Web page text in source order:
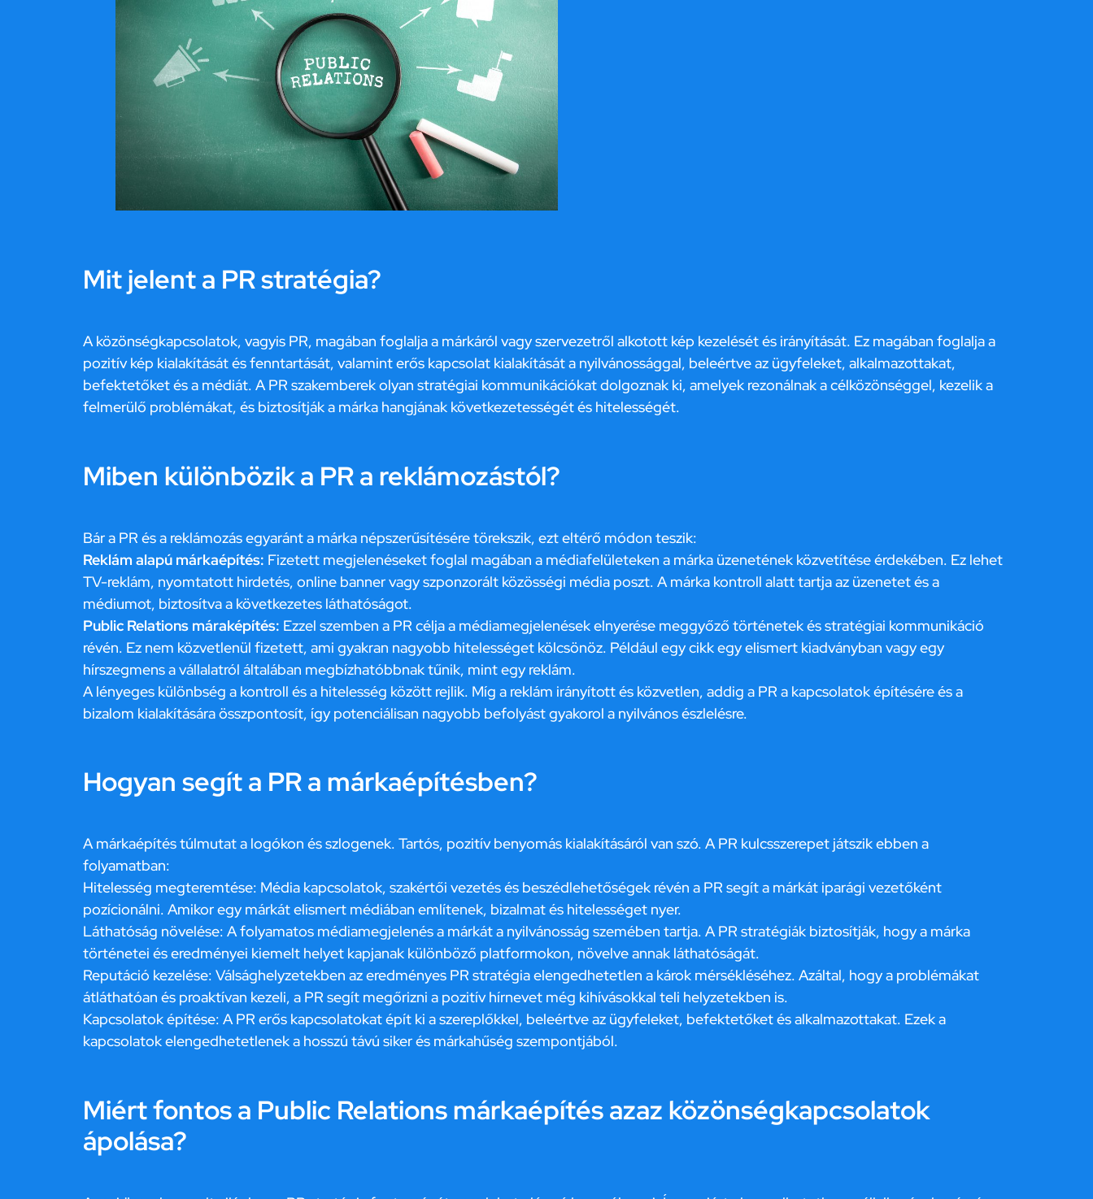
Mit jelent a PR stratégia?
A közönségkapcsolatok, vagyis PR, magában foglalja a márkáról vagy szervezetről alkotott kép kezelését és irányítását. Ez magában foglalja a
pozitív kép kialakítását és fenntartását, valamint erős kapcsolat kialakítását a nyilvánossággal, beleértve az ügyfeleket, alkalmazottakat,
befektetőket és a médiát. A PR szakemberek olyan stratégiai kommunikációkat dolgoznak ki, amelyek rezonálnak a célközönséggel, kezelik a
felmerülő problémákat, és biztosítják a márka hangjának következetességét és hitelességét.
Miben különbözik a PR a reklámozástól?
Bár a PR és a reklámozás egyaránt a márka népszerűsítésére törekszik, ezt eltérő módon teszik:
Reklám alapú márkaépítés: Fizetett megjelenéseket foglal magában a médiafelületeken a márka üzenetének közvetítése érdekében. Ez lehet
TV-reklám, nyomtatott hirdetés, online banner vagy szponzorált közösségi média poszt. A márka kontroll alatt tartja az üzenetet és a
médiumot, biztosítva a következetes láthatóságot.
Public Relations máraképítés: Ezzel szemben a PR célja a médiamegjelenések elnyerése meggyőző történetek és stratégiai kommunikáció
révén. Ez nem közvetlenül fizetett, ami gyakran nagyobb hitelességet kölcsönöz. Például egy cikk egy elismert kiadványban vagy egy
hírszegmens a vállalatról általában megbízhatóbbnak tűnik, mint egy reklám.
A lényeges különbség a kontroll és a hitelesség között rejlik. Míg a reklám irányított és közvetlen, addig a PR a kapcsolatok építésére és a
bizalom kialakítására összpontosít, így potenciálisan nagyobb befolyást gyakorol a nyilvános észlelésre.
Hogyan segít a PR a márkaépítésben?
A márkaépítés túlmutat a logókon és szlogenek. Tartós, pozitív benyomás kialakításáról van szó. A PR kulcsszerepet játszik ebben a
folyamatban:
Hitelesség megteremtése: Média kapcsolatok, szakértői vezetés és beszédlehetőségek révén a PR segít a márkát iparági vezetőként
pozícionálni. Amikor egy márkát elismert médiában említenek, bizalmat és hitelességet nyer.
Láthatóság növelése: A folyamatos médiamegjelenés a márkát a nyilvánosság szemében tartja. A PR stratégiák biztosítják, hogy a márka
történetei és eredményei kiemelt helyet kapjanak különböző platformokon, növelve annak láthatóságát.
Reputáció kezelése: Válsághelyzetekben az eredményes PR stratégia elengedhetetlen a károk mérsékléséhez. Azáltal, hogy a problémákat
átláthatóan és proaktívan kezeli, a PR segít megőrizni a pozitív hírnevet még kihívásokkal teli helyzetekben is.
Kapcsolatok építése: A PR erős kapcsolatokat épít ki a szereplőkkel, beleértve az ügyfeleket, befektetőket és alkalmazottakat. Ezek a
kapcsolatok elengedhetetlenek a hosszú távú siker és márkahűség szempontjából.
Miért fontos a Public Relations márkaépítés azaz közönségkapcsolatok
ápolása?